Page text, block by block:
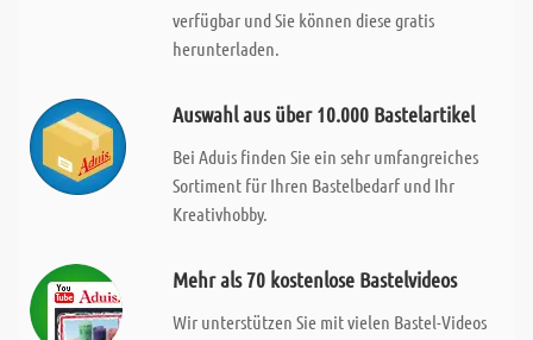
verfügbar und Sie können diese gratis
herunterladen.
Auswahl aus über 10.000 Bastelartikel
Bei Aduis finden Sie ein sehr umfangreiches
Sortiment für Ihren Bastelbedarf und Ihr
Kreativhobby.
Mehr als 70 kostenlose Bastelvideos
Wir unterstützen Sie mit vielen Bastel-Videos